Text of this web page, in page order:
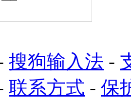
搜狗输入法 -
联系方式 - 保